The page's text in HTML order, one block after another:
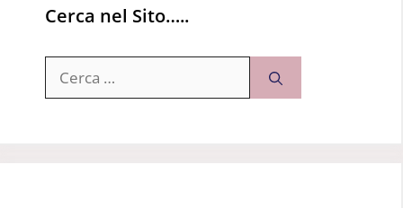
Cerca nel Sito…..
per: